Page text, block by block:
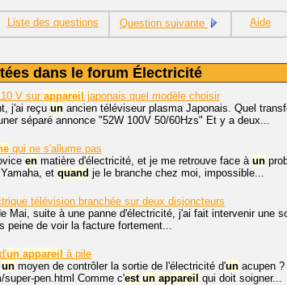
Liste des questions Question suivante Aide
dans le forum Électricité
V sur appareil japonais quel modèle choisir
j'ai reçu un ancien téléviseur plasma Japonais. Quel
séparé annonce "52W 100V 50/60Hzs" Et y a deux...
qui ne s'allume pas
en matière d'électricité, et je me retrouve face à un
et quand je le branche chez moi, impossible...
télévision branchée sur deux disjoncteurs
Mai, suite à une panne d'électricité, j'ai fait intervenir une
peine de voir la facture fortement...
un appareil à pile
un moyen de contrôler la sortie de l'électricité d'un acupen
super-pen.html Comme c'est un appareil qui doit soigner...